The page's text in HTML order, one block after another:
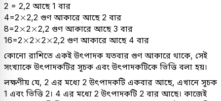
2 = 2,2 আছে 1 বার
4=2 ×
×2,2 গুণ আকারে আছে 2 বার
8=2 ×
×2 ×
×2,2 গুণ আকারে আছে 3 বার
16=2 ×
×2 ×
×2 ×
×2,2 গুণ আকারে আছে 4 বার
কোনো রাশিতে একই উৎপাদক যতবার গুণ আকারে থাকে, সেই
সংখ্যাকে উৎপাদকটির সূচক এবং উৎপাদকটিকে ভিত্তি বলা হয়।
লক্ষণীয় যে, 2 এর মধ্যে 2 উৎপাদকটি একবার আছে, এখানে সূচক
1 এবং ভিত্তি 2। 4 এর মধ্যে 2 উৎপাদকটি 2 বার আছে। কাজেই